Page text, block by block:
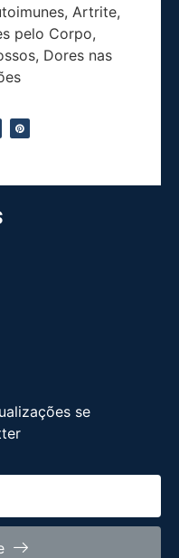
Artrite,
pelo Corpo,
Dores nas
se